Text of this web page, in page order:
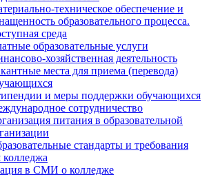
техническое обеспечение и
образовательного процесса.
среда
образовательные услуги
хозяйственная деятельность
места для приема (перевода)
и меры поддержки обучающихся
сотрудничество
питания в образовательной
стандарты и требования
в СМИ о колледже